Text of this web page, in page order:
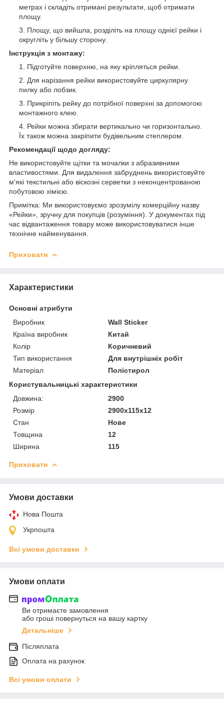
метрах і складіть отримані результати, щоб отримати
площу.
Площу, що вийшла, розділіть на площу однієї рейки і
округліть у більшу сторону.
Інструкція з монтажу:
Підготуйте поверхню, на яку кріпляться рейки.
Для нарізання рейки використовуйте циркулярну
пилку або лобзик.
Прикріпіть рейку до потрібної поверхні за допомогою
монтажного клею.
Рейки можна збирати вертикально чи горизонтально.
Їх також можна закріпити будівельним степлером.
Рекомендації щодо догляду:
Не використовуйте щітки та мочалки з абразивними
властивостями. Для видалення забруднень використовуйте
м'які текстильні або віскозні серветки з неконцентрованою
побутовою хімією.
Примітка: Ми використовуємо зрозумілу комерційну назву
«Рейки», зручну для покупців (розуміння). У документах під
час відвантаження товару може використовуватися інше
технічне найменування.
Приховати
Характеристики
Основні атрибути
Виробник
Wall Sticker
Країна виробник
Китай
Колір
Коричневий
Тип використання
Для внутрішніх робіт
Матеріал
Полістирол
Користувальницькі характеристики
Довжина:
2900
Розмір
2900х115х12
Стан
Нове
Товщина
12
Ширина
115
Приховати
Умови доставки
Нова Пошта
Укрпошта
Всі умови доставки
Умови оплати
Ви отримаєте замовлення
або гроші повернуться на вашу картку
Детальніше
Післяплата
Оплата на рахунок
Всі умови оплати